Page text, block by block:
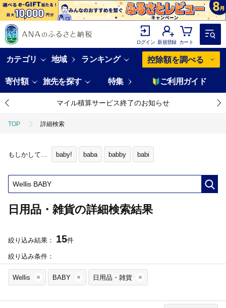
ログイン 新規登録 カート
カテゴリ 地域 ランキング 控除額を調べる
寄付額 旅先を探す 特集 ご利用ガイド
マイル積算サービス終了のお知らせ
TOP 詳細検索
もしかして… baby! baba babby babi
日用品・雑貨の詳細検索結果
絞り込み結果： 15件
絞り込み条件：
Wellis BABY 日用品・雑貨